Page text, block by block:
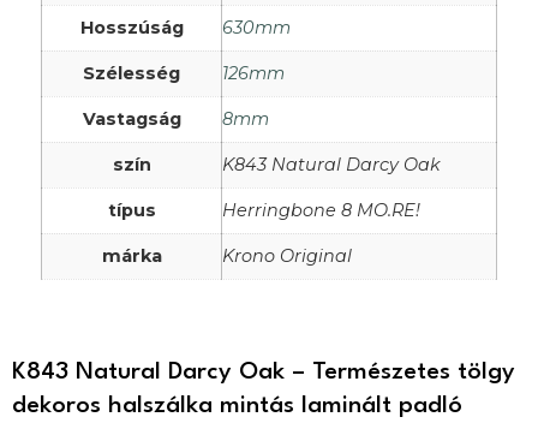
Hosszúság 630mm
Szélesség 126mm
Vastagság 8mm
szín K843 Natural Darcy Oak
típus Herringbone 8 MO.RE!
márka Krono Original
K843 Natural Darcy Oak – Természetes tölgy
dekoros halszálka mintás laminált padló